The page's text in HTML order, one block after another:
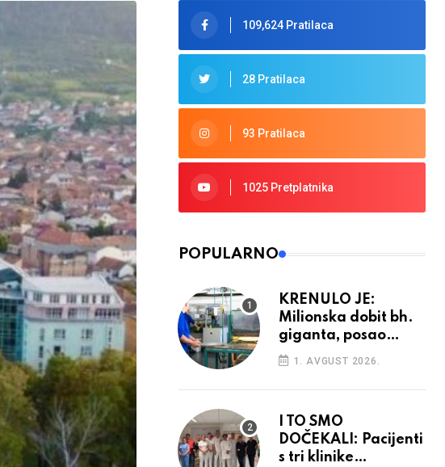
109,624 Pratilaca
28 Pratilaca
93 Pratilaca
1025 Pretplatnika
POPULARNO
KRENULO JE:
Milionska dobit bh.
giganta, posao
ponovno cvjeta
1. AVGUST 2026.
I TO SMO
DOČEKALI: Pacijenti
s tri klinike